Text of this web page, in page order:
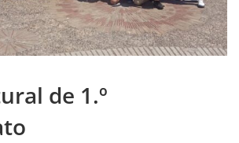
de 1.º